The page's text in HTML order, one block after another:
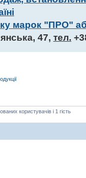
марок "ПРО"
47, тел.
користувачів і 1 гість